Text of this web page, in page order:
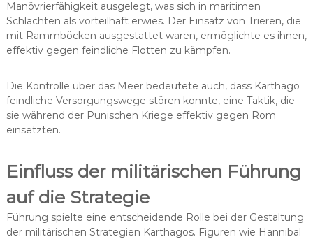
Manövrierfähigkeit ausgelegt, was sich in maritimen
Schlachten als vorteilhaft erwies. Der Einsatz von Trieren, die
mit Rammböcken ausgestattet waren, ermöglichte es ihnen,
effektiv gegen feindliche Flotten zu kämpfen.
Die Kontrolle über das Meer bedeutete auch, dass Karthago
feindliche Versorgungswege stören konnte, eine Taktik, die
sie während der Punischen Kriege effektiv gegen Rom
einsetzten.
Einfluss der militärischen Führung
auf die Strategie
Führung spielte eine entscheidende Rolle bei der Gestaltung
der militärischen Strategien Karthagos. Figuren wie Hannibal